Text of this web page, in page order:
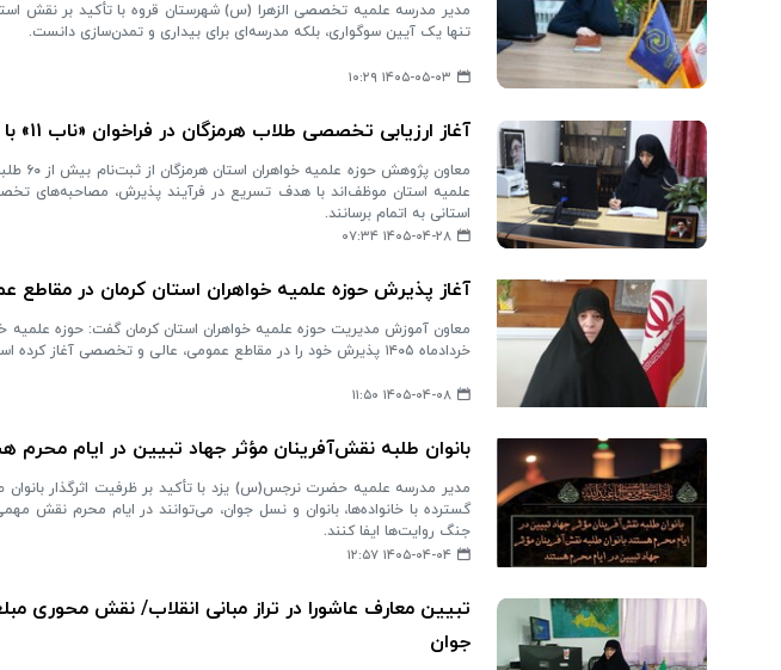
مدیر مدرسه علمیه تخصصی الزهرا (س) شهرستان قروه با تأکید بر نقش
تنها یک آیین سوگواری، بلکه مدرسه‌ای برای بیداری و تمدن‌سازی دانست.
۱۴۰۵-۰۵-۰۳ ۱۰:۲۹
آغاز ارزیابی تخصصی طلاب هرمزگان در فراخوان «ناب ۱۱» با بهره‌گیری از اساتید استانی
استانی به اتمام برسانند.
۱۴۰۵-۰۴-۲۸ ۰۷:۳۴
آغاز پذیرش حوزه علمیه خواهران استان کرمان در
خردادماه ۱۴۰۵ پذیرش خود را در مقاطع عمومی، عالی و تخصصی آغاز کرده است و تا ۲۰ تیرماه ادامه دارد.
۱۴۰۵-۰۴-۰۸ ۱۱:۵۰
بانوان طلبه نقش‌آفرینان مؤثر جهاد تبیین در ایام محرم
مدیر مدرسه علمیه حضرت نرجس(س) یزد با تأکید بر ظرفیت اثرگذار
گسترده با خانواده‌ها، بانوان و نسل جوان، می‌توانند در ایام محرم نقش
جنگ روایت‌ها ایفا کنند.
۱۴۰۵-۰۴-۰۴ ۱۲:۵۷
تبیین معارف عاشورا در تراز مبانی انقلاب/ نقش محوری
جوان